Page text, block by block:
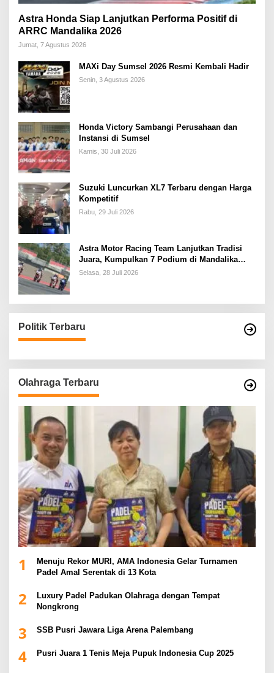
Astra Honda Siap Lanjutkan Performa Positif di
ARRC Mandalika 2026
Jumat, 7 Agustus 2026
MAXi Day Sumsel 2026 Resmi Kembali Hadir
Senin, 3 Agustus 2026
Honda Victory Sambangi Perusahaan dan
Instansi di Sumsel
Kamis, 30 Juli 2026
Suzuki Luncurkan XL7 Terbaru dengan Harga
Kompetitif
Rabu, 29 Juli 2026
Astra Motor Racing Team Lanjutkan Tradisi
Juara, Kumpulkan 7 Podium di Mandalika
Racing Series Putaran ke 3
Selasa, 28 Juli 2026
Politik Terbaru
Olahraga Terbaru
1
Menuju Rekor MURI, AMA Indonesia Gelar Turnamen
Padel Amal Serentak di 13 Kota
2
Luxury Padel Padukan Olahraga dengan Tempat
Nongkrong
3 SSB Pusri Jawara Liga Arena Palembang
4 Pusri Juara 1 Tenis Meja Pupuk Indonesia Cup 2025